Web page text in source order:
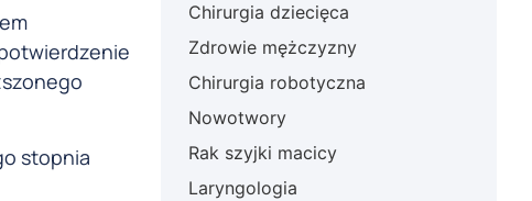
stopnia
Chirurgia dziecięca
Zdrowie mężczyzny
Chirurgia robotyczna
Nowotwory
Rak szyjki macicy
Laryngologia